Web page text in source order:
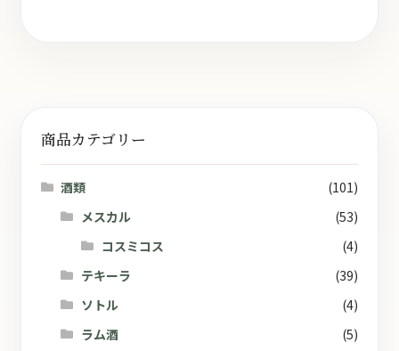
商品カテゴリー
酒類
(101)
メスカル
(53)
コスミコス
(4)
テキーラ
(39)
ソトル
(4)
ラム酒
(5)